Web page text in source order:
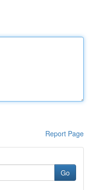
Report Page
Go